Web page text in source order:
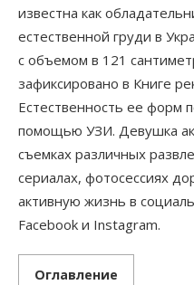
известна как
естественной груди в
с объемом в 121
зафиксировано в Книге
Естественность ее форм
помощью УЗИ. Девушка
съемках различных
сериалах, фотосессиях
активную жизнь в
Facebook и Instagram.
Оглавление